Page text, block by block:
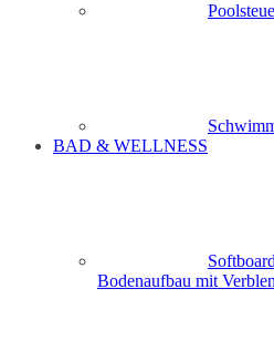
BAD & WELLNESS
Bodenaufbau mit